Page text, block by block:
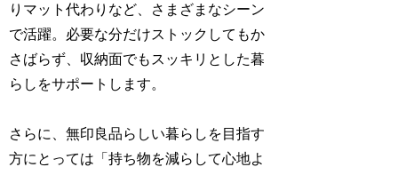
りマット代わりなど、さまざまなシーン
で活躍。必要な分だけストックしてもか
さばらず、収納面でもスッキリとした暮
らしをサポートします。
さらに、無印良品らしい暮らしを目指す
方にとっては「持ち物を減らして心地よ